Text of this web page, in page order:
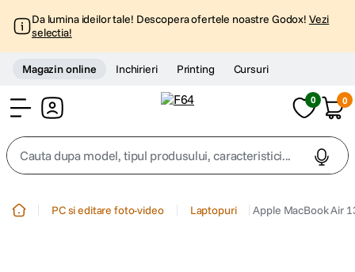
Da lumina ideilor tale! Descopera ofertele noastre Godox! Vezi
selectia!
Magazin online Inchirieri Printing Cursuri
0 0
Cauta dupa model, tipul produsului, caracteristici...
PC si editare foto-video Laptopuri Apple MacBook Air